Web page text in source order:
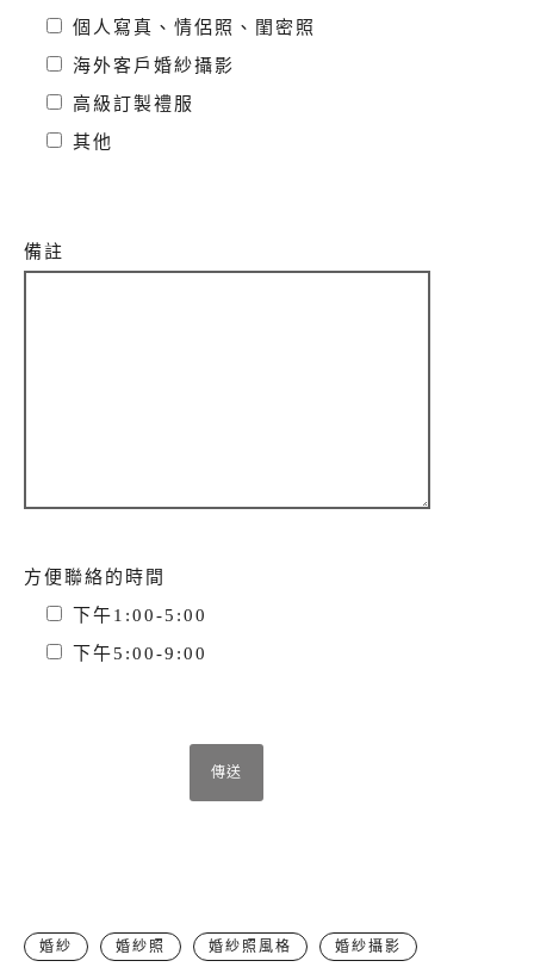
個人寫真、情侶照、閨密照
海外客戶婚紗攝影
高級訂製禮服
其他
備註
方便聯絡的時間
下午1:00-5:00
下午5:00-9:00
婚紗 婚紗照 婚紗照風格 婚紗攝影